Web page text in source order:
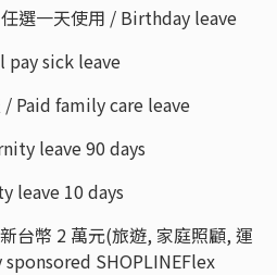
選一天使用 / Birthday leave
pay sick leave
/ Paid family care leave
leave 90 days
leave 10 days
台幣 2 萬元(旅遊, 家庭照顧, 運
SHOPLINEFlex